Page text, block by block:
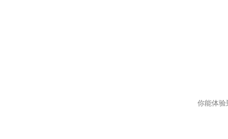
你能体验